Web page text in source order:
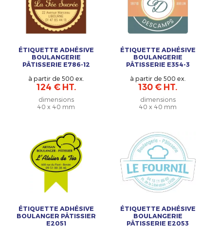
ÉTIQUETTE ADHÉSIVE
BOULANGERIE
PÂTISSERIE E786-12
à partir de 500 ex.
124 € HT.
dimensions
40 x 40 mm
ÉTIQUETTE ADHÉSIVE
BOULANGERIE
PÂTISSERIE E354-3
à partir de 500 ex.
130 € HT.
dimensions
40 x 40 mm
ÉTIQUETTE ADHÉSIVE
BOULANGER PÂTISSIER
E2051
ÉTIQUETTE ADHÉSIVE
BOULANGERIE
PÂTISSERIE E2053